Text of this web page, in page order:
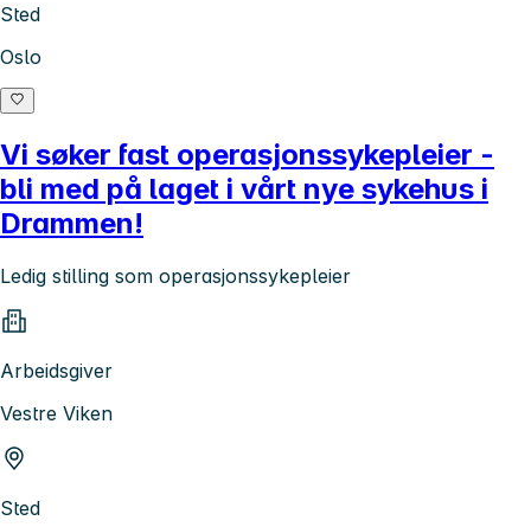
Sted
Oslo
Vi søker fast operasjonssykepleier -
bli med på laget i vårt nye sykehus i
Drammen!
Ledig stilling som operasjonssykepleier
Arbeidsgiver
Vestre Viken
Sted